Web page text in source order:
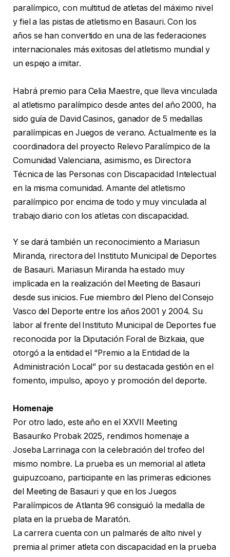
paralímpico, con multitud de atletas del máximo nivel
y fiel a las pistas de atletismo en Basauri. Con los
años se han convertido en una de las federaciones
internacionales más exitosas del atletismo mundial y
un espejo a imitar.
Habrá premio para Celia Maestre, que lleva vinculada
al atletismo paralímpico desde antes del año 2000, ha
sido guía de David Casinos, ganador de 5 medallas
paralímpicas en Juegos de verano. Actualmente es la
coordinadora del proyecto Relevo Paralímpico de la
Comunidad Valenciana, asimismo, es Directora
Técnica de las Personas con Discapacidad Intelectual
en la misma comunidad. Amante del atletismo
paralímpico por encima de todo y muy vinculada al
trabajo diario con los atletas con discapacidad.
Y se dará también un reconocimiento a Mariasun
Miranda, rirectora del Instituto Municipal de Deportes
de Basauri. Mariasun Miranda ha estado muy
implicada en la realización del Meeting de Basauri
desde sus inicios. Fue miembro del Pleno del Consejo
Vasco del Deporte entre los años 2001 y 2004. Su
labor al frente del Instituto Municipal de Deportes fue
reconocida por la Diputación Foral de Bizkaia, que
otorgó a la entidad el “Premio a la Entidad de la
Administración Local” por su destacada gestión en el
fomento, impulso, apoyo y promoción del deporte.
Homenaje
Por otro lado, este año en el XXVII Meeting
Basauriko Probak 2025, rendimos homenaje a
Joseba Larrinaga con la celebración del trofeo del
mismo nombre. La prueba es un memorial al atleta
guipuzcoano, participante en las primeras ediciones
del Meeting de Basauri y que en los Juegos
Paralímpicos de Atlanta 96 consiguió la medalla de
plata en la prueba de Maratón.
La carrera cuenta con un palmarés de alto nivel y
premia al primer atleta con discapacidad en la prueba